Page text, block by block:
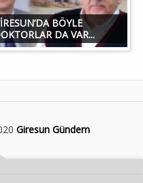
BÖYLE
DA VAR...
Giresun Gündem